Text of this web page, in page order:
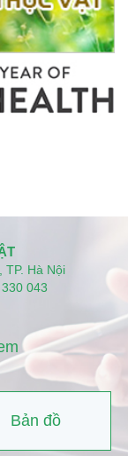
TP. Hà Nội
043
Bản đồ